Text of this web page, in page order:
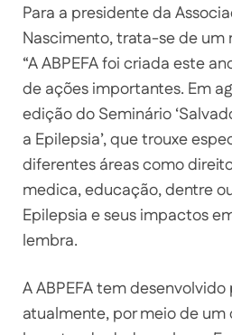
Para a presidente da
Nascimento, trata-se de um
“A ABPEFA foi criada este
de ações importantes. Em
edição do Seminário
a Epilepsia’, que trouxe
diferentes áreas como
medica, educação, dentre
Epilepsia e seus impactos
lembra.
A ABPEFA tem
atualmente, por meio de